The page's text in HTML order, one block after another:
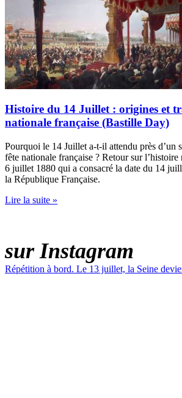
Histoire du 14 Juillet : origines et
nationale française (Bastille Day)
Pourquoi le 14 Juillet a-t-il attendu près d’un
fête nationale française ? Retour sur
6 juillet 1880 qui a consacré la date du 14
la République Française.
Lire la suite »
sur Instagram
Répétition à bord. Le 13 juillet, la Seine